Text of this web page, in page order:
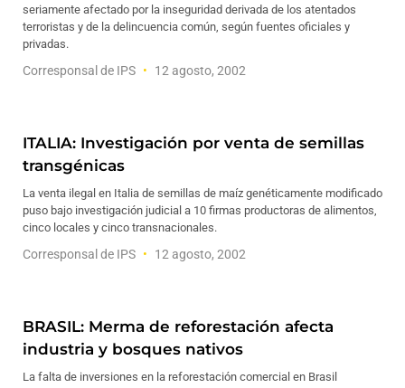
seriamente afectado por la inseguridad derivada de los atentados
terroristas y de la delincuencia común, según fuentes oficiales y
privadas.
Corresponsal de IPS 12 agosto, 2002
ITALIA: Investigación por venta de semillas
transgénicas
La venta ilegal en Italia de semillas de maíz genéticamente modificado
puso bajo investigación judicial a 10 firmas productoras de alimentos,
cinco locales y cinco transnacionales.
Corresponsal de IPS 12 agosto, 2002
BRASIL: Merma de reforestación afecta
industria y bosques nativos
La falta de inversiones en la reforestación comercial en Brasil